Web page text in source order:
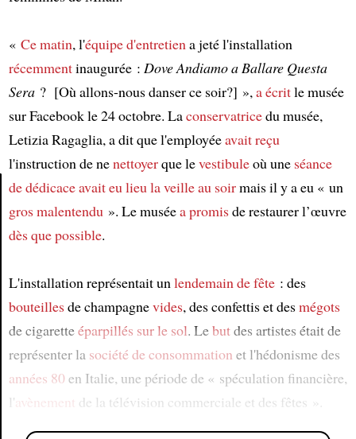
Article
« Ce matin, l'équipe d'entretiena jeté l'installation
récemmentinaugurée : Dove Andiamo a Ballare Questa
Sera? [Où allons-nous danser ce soir?] »,a écritle musée
sur Facebook le 24 octobre. Laconservatricedu musée,
Letizia Ragaglia, a dit que l'employéeavait reçu
l'instruction de nenettoyerque levestibuleoù une séance
de dédicaceavait eu lieula veille au soirmais il y a eu « un
gros malentendu». Le muséea promisde restaurer l’œuvre
dès que possible.
L'installation représentait unlendemain de fête: des
bouteillesde champagnevides, des confettis et desmégots
de cigaretteéparpillés sur le sol. Lebutdes artistes était de
représenter la société de consommation et l'hédonisme des
années 80en Italie, une période de « spéculation financière,
l' avènement de la télévision commerciale et des fêtes ».